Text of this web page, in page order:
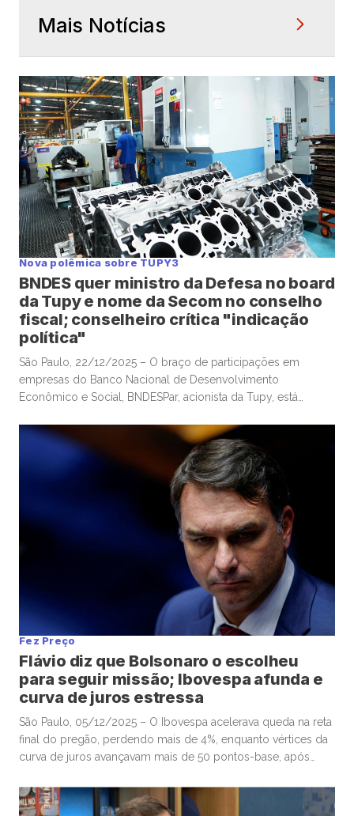
Mais Notícias
Nova polêmica sobre TUPY3
BNDES quer ministro da Defesa no board
da Tupy e nome da Secom no conselho
fiscal; conselheiro crítica "indicação
política"
São Paulo, 22/12/2025 – O braço de participações em
empresas do Banco Nacional de Desenvolvimento
Econômico e Social, BNDESPar, acionista da Tupy, está
de Contas da União, José Mucio Monteiro Filho, para cargo
no conselho da companhia metalúrgica, após a renúncia de
um indicado anterior do […]
Fez Preço
Flávio diz que Bolsonaro o escolheu
para seguir missão; Ibovespa afunda e
curva de juros estressa
São Paulo, 05/12/2025 – O Ibovespa acelerava queda na reta
final do pregão, perdendo mais de 4%, enquanto vértices da
curva de juros avançavam mais de 50 pontos-base, após
Jair Bolsonaro o escolheu para seguir missão. Por volta das
16h, o Ibovespa recuava 4,01%, aos 157.604 pontos, […]